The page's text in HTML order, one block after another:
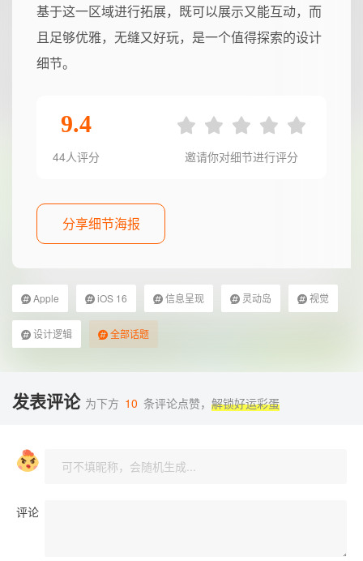
基于这一区域进行拓展，既可以展示又能互动，而
且足够优雅，无缝又好玩，是一个值得探索的设计
细节。
9.4
44人评分 邀请你对细节进行评分
分享细节海报
Apple iOS 16 信息呈现 灵动岛 视觉
设计逻辑 全部话题
发表评论 为下方 10 条评论点赞， 解锁好运彩蛋
评论